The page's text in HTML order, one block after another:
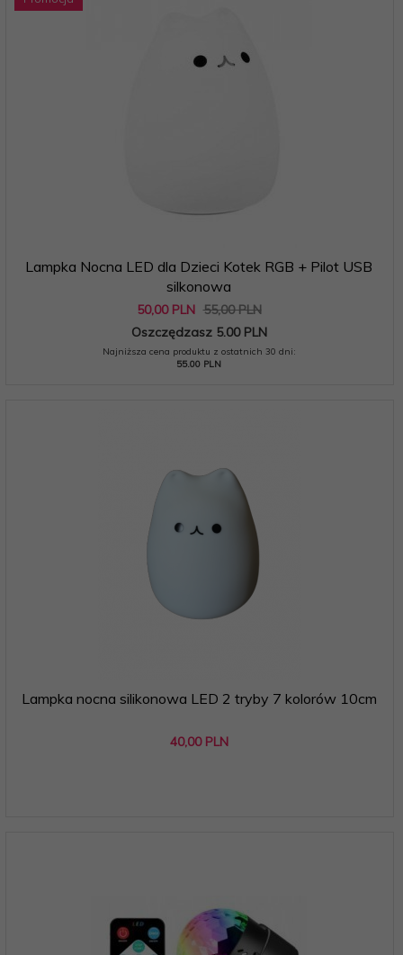
Lampka Nocna LED dla Dzieci Kotek RGB + Pilot USB
silkonowa
50,00 PLN 55,00 PLN
Oszczędzasz 5.00 PLN
Najniższa cena produktu z ostatnich 30 dni:
55.00 PLN
Lampka nocna silikonowa LED 2 tryby 7 kolorów 10cm
40,00 PLN